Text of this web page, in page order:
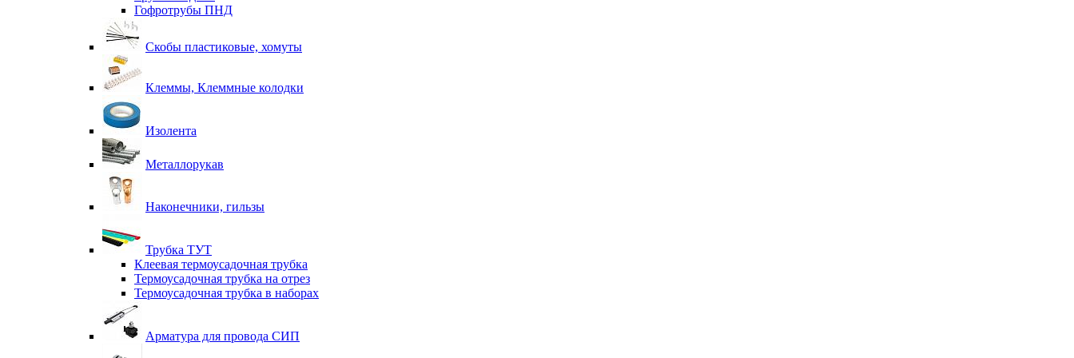
Гофротрубы ПНД
Скобы пластиковые, хомуты
Клеммы, Клеммные колодки
Изолента
Металлорукав
Наконечники, гильзы
Трубка ТУТ
Клеевая термоусадочная трубка
Термоусадочная трубка на отрез
Термоусадочная трубка в наборах
Арматура для провода СИП